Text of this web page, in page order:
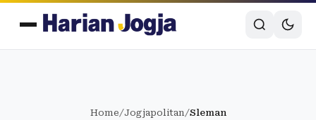
Home/Jogjapolitan/Sleman